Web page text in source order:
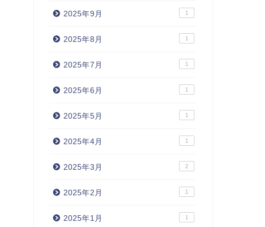
2025年9月 1
2025年8月 1
2025年7月 1
2025年6月 1
2025年5月 1
2025年4月 1
2025年3月 2
2025年2月 1
2025年1月 1